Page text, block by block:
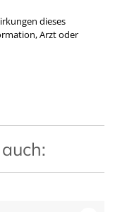
dieses
Arzt oder